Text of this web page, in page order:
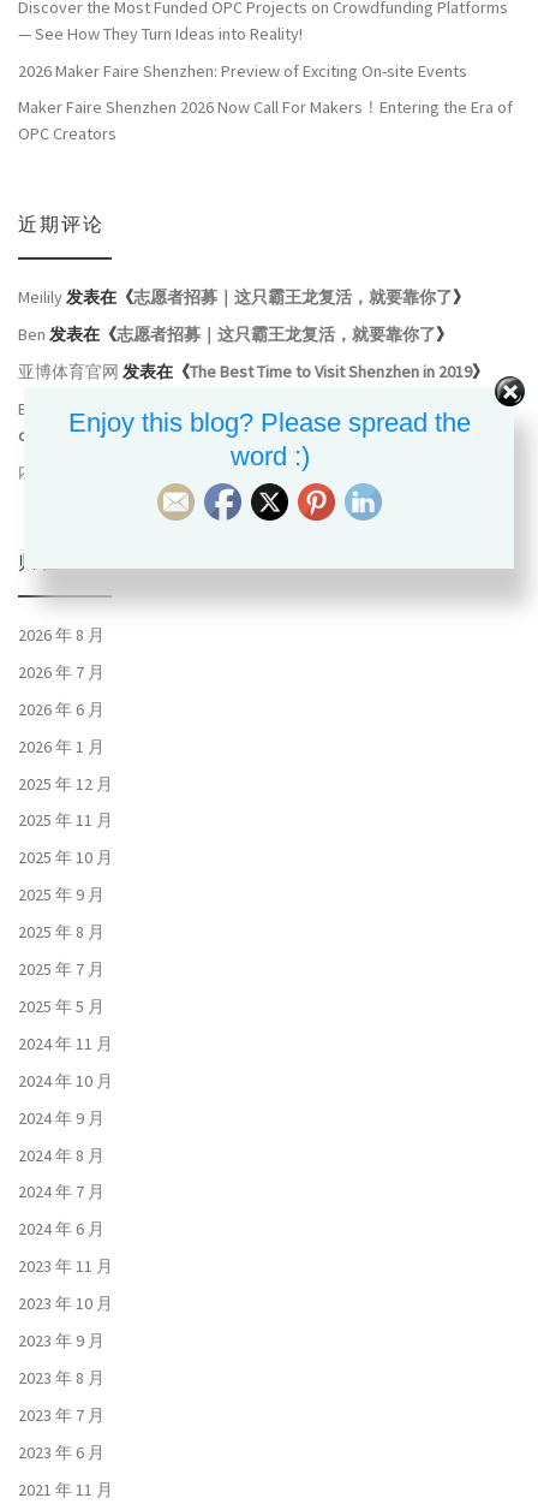
Discover the Most Funded OPC Projects on Crowdfunding Platforms
— See How They Turn Ideas into Reality!
2026 Maker Faire Shenzhen: Preview of Exciting On-site Events
Maker Faire Shenzhen 2026 Now Call For Makers！Entering the Era of
OPC Creators
近期评论
Meilily发表在《志愿者招募｜这只霸王龙复活，就要靠你了》
Ben 发表在《志愿者招募｜这只霸王龙复活，就要靠你了》
亚博体育官网 发表在《The Best Time to Visit Shenzhen in 2019》
Bernd R
发表在《
MFSZ19: To the Heart of Community, to the Cluster
of Industry 》
内
Meet the Maker: FutuRocket
归档
2026 年 8 月
2026 年 7 月
2026 年 6 月
2026 年 1 月
2025 年 12 月
2025 年 11 月
2025 年 10 月
2025 年 9 月
2025 年 8 月
2025 年 7 月
2025 年 5 月
2024 年 11 月
2024 年 10 月
2024 年 9 月
2024 年 8 月
2024 年 7 月
2024 年 6 月
2023 年 11 月
2023 年 10 月
2023 年 9 月
2023 年 8 月
2023 年 7 月
2023 年 6 月
2021 年 11 月
Enjoy this blog? Please spread the
word :)